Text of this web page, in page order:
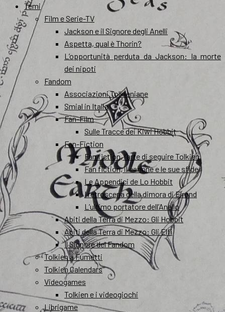
Temi
Film e Serie-TV
Jackson e il Signore degli Anelli
Aspetta, qual è Thorin?
L’opportunità perduta da Jackson: la morte
dei nipoti
Fandom
Associazioni Tolkieniane
Smial in Italia
Fan-Film
Sulle Tracce dei Kiwi Hobbit
Fan-Fiction
Fan fiction, l’arte di seguire Tolkien
Fan fiction, il canone e le sue sfide
Le Appendici de Lo Hobbit
I retroscena della dimora di Elrond
L’ultimo portatore dell’Anello
Abiti della Terra di Mezzo: Gli Hobbit
Abiti della Terra di Mezzo: Gli Elfi
Il Signore del Fandom
Tolkien a Fumetti
Tolkien Calendars
Videogames
Tolkien e i videogiochi
Librigame